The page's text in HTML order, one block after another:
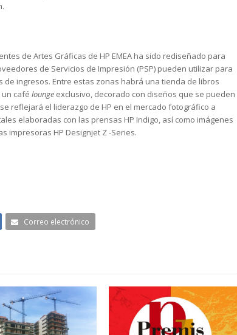
de Artes Gráficas de HP EMEA ha sido rediseñado para
de Servicios de Impresión (PSP) pueden utilizar para
ingresos. Entre estas zonas habrá una tienda de libros
café lounge exclusivo, decorado con diseños que se pueden
reflejará el liderazgo de HP en el mercado fotográfico a
elaboradas con las prensas HP Indigo, así como imágenes
impresoras HP Designjet Z -Series.
Correo electrónico